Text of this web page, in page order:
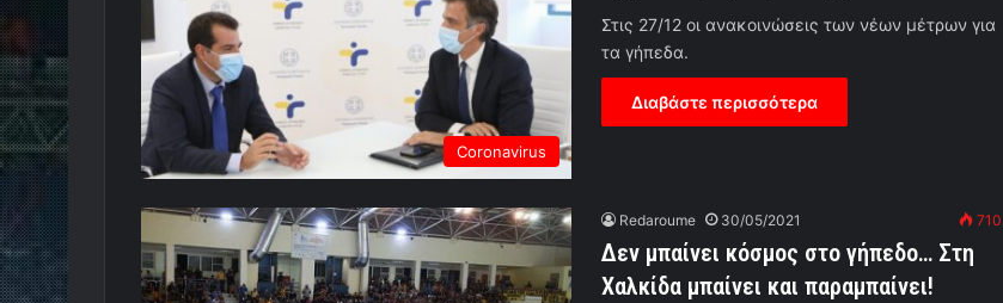
Coronavirus
Στις 27/12 οι ανακοινώσεις των νέων μέτρων για
τα γήπεδα.
Διαβάστε περισσότερα
Redaroume 30/05/2021 710
Δεν μπαίνει κόσμος στο γήπεδο… Στη
Χαλκίδα μπαίνει και παραμπαίνει!